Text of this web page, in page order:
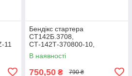
11
Бендікс стартера
СТ142Б.3708,
СТ-142Т-370800-10,
2501.3708000-21 (МАЗ,
КАМАЗ) z10
В наявності
750,50 ₴ 790 ₴